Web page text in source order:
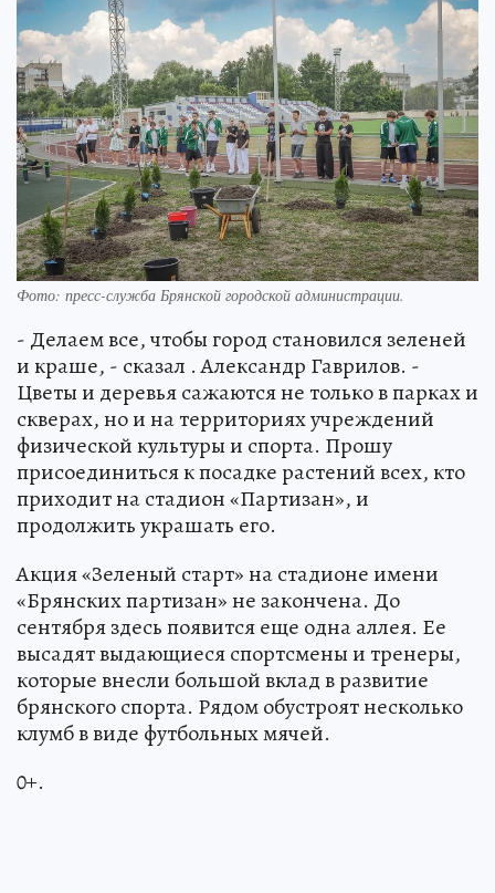
Фото: пресс-служба Брянской городской администрации.
- Делаем все, чтобы город становился зеленей
и краше, - сказал . Александр Гаврилов. -
Цветы и деревья сажаются не только в парках и
скверах, но и на территориях учреждений
физической культуры и спорта. Прошу
присоединиться к посадке растений всех, кто
приходит на стадион «Партизан», и
продолжить украшать его.
Акция «Зеленый старт» на стадионе имени
«Брянских партизан» не закончена. До
сентября здесь появится еще одна аллея. Ее
высадят выдающиеся спортсмены и тренеры,
которые внесли большой вклад в развитие
брянского спорта. Рядом обустроят несколько
клумб в виде футбольных мячей.
0+.